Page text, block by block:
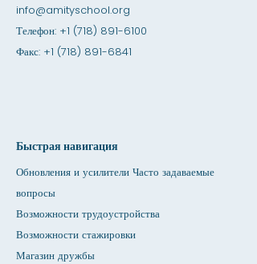
info@amityschool.org
Телефон: +1 (718) 891-6100
Факс: +1 (718) 891-6841
Быстрая навигация
Обновления и усилители Часто задаваемые
вопросы
Возможности трудоустройства
Возможности стажировки
Магазин дружбы